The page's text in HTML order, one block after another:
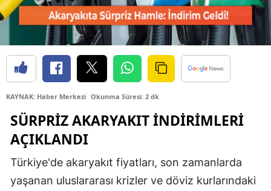
Çankırı
Çorum
Denizli
Diyarbakır
Erzurum
KAYNAK: Haber Merkezi Okunma Süresi: 2 dk
SÜRPRIZ AKARYAKIT İNDIRIMLERI
AÇIKLANDI
Türkiye'de akaryakıt fiyatları, son zamanlarda
yaşanan uluslararası krizler ve döviz kurlarındaki